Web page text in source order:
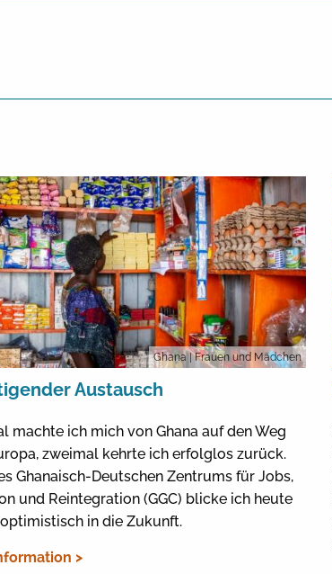
Ghana| Frauen und Mädchen
Austausch
machte ich mich von Ghana auf den Weg
zweimal kehrte ich erfolglos zurück.
Ghanaisch-Deutschen Zentrums für Jobs,
und Reintegration (GGC) blicke ich heute
in die Zukunft.
>